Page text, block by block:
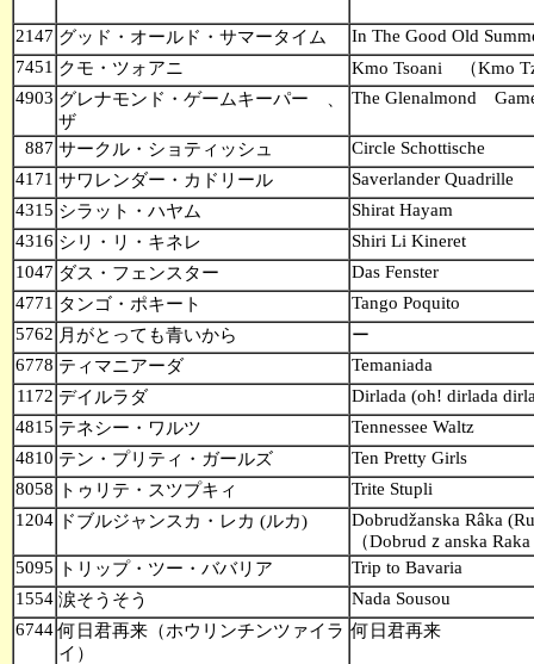
2147 グッド・オールド・サマータイム
In The Good Old
7451 クモ・ツォアニ
Kmo Tsoani （Kmo
4903 グレナモンド・ゲームキーパー 、
ザ
The Glenalmond
887 サークル・ショティッシュ
Circle Schottische
4171 サワレンダー・カドリール
Saverlander Quadrille
4315 シラット・ハヤム
Shirat Hayam
4316 シリ・リ・キネレ
Shiri Li Kineret
1047 ダス・フェンスター
Das Fenster
4771 タンゴ・ポキート
Tango Poquito
5762 月がとっても青いから
ー
6778 ティマニアーダ
Temaniada
1172 デイルラダ
Dirlada (oh! dirlada
4815 テネシー・ワルツ
Tennessee Waltz
4810 テン・プリティ・ガールズ
Ten Pretty Girls
8058
トゥリテ・スツプキィ
Trite Stupli
1204 ドブルジャンスカ・レカ (ルカ)
Dobrudžanska Râka
（Dobrudｚanska
5095
トリップ・ツー・ババリア
Trip to Bavaria
1554 涙そうそう
Nada Sousou
6744 何日君再来（ホウリンチンツァイラ
イ）
何日君再来